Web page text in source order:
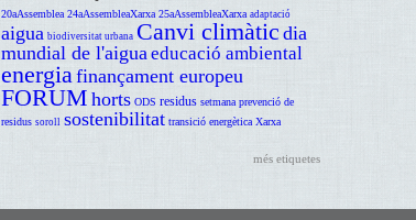
20aAssemblea 24aAssembleaXarxa 25aAssembleaXarxa adaptació
aigua biodiversitat urbana Canvi climàtic dia
mundial de l'aigua educació ambiental
energia finançament europeu
FORUM horts ODS residus setmana prevenció de
residus soroll sostenibilitat transició energètica Xarxa
més etiquetes